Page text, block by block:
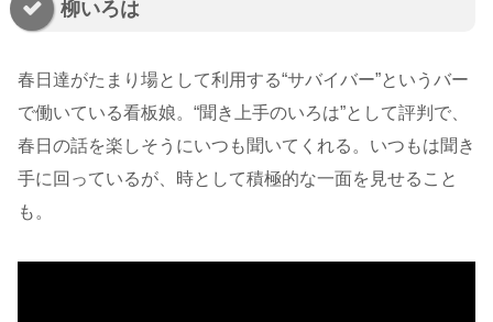
柳いろは
春日達がたまり場として利用する“サバイバー”というバー
で働いている看板娘。“聞き上手のいろは”として評判で、
春日の話を楽しそうにいつも聞いてくれる。いつもは聞き
手に回っているが、時として積極的な一面を見せること
も。